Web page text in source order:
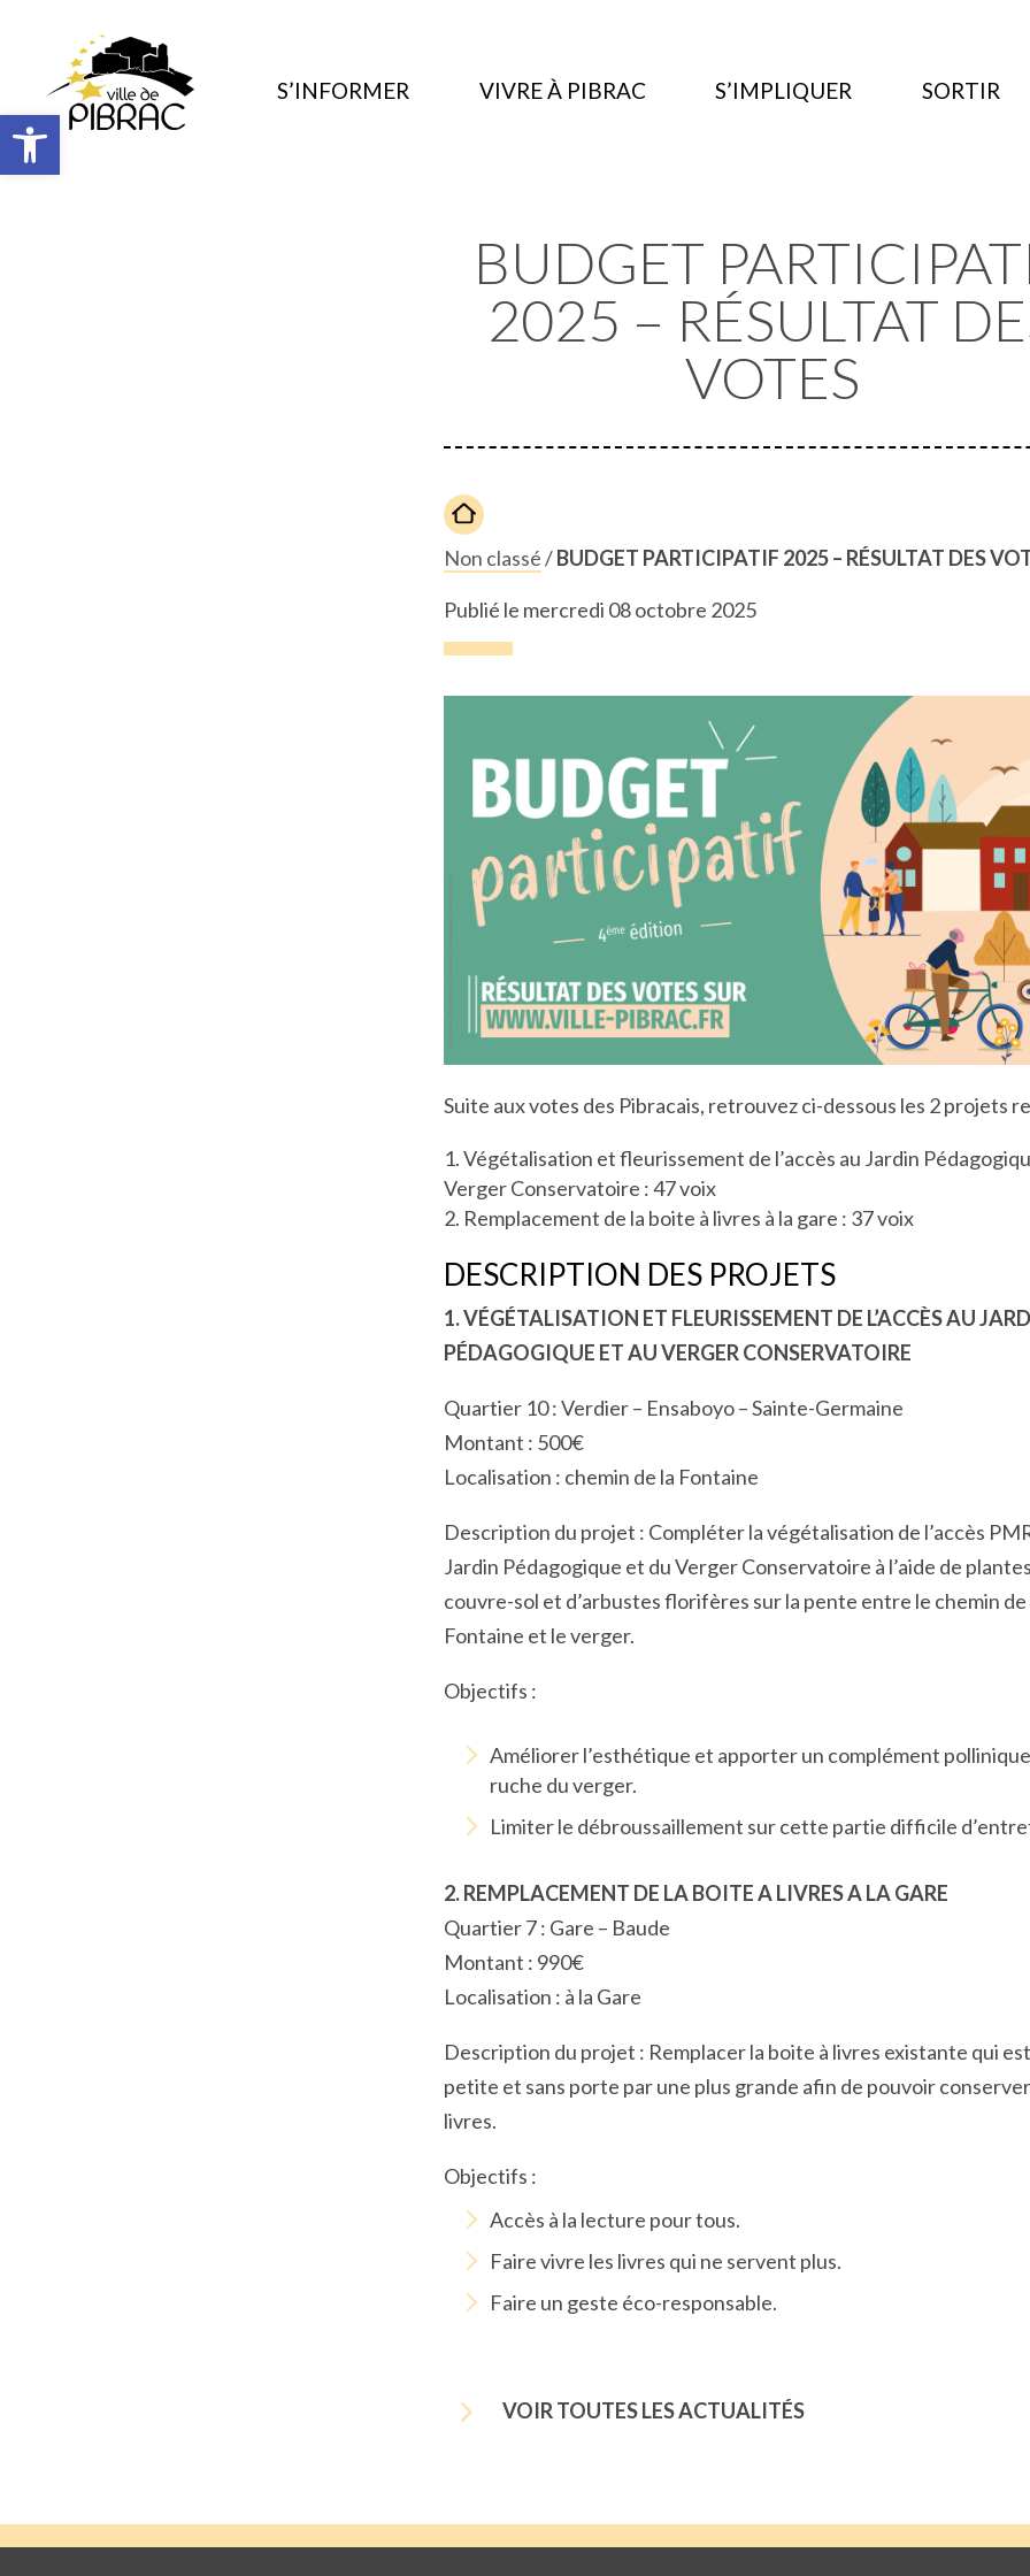
Ouvrir la barre d’outils
S’INFORMER VIVRE À PIBRAC S’IMPLIQUER SORTIR
BUDGET
2025 – RÉSULTAT
VOTES
Non classé/BUDGET PARTICIPATIF 2025 – RÉSULTAT DES
Publié le mercredi 08 octobre 2025
Suite aux votes des Pibracais, retrouvez ci-dessous les 2 projets
Végétalisation et fleurissement de l’accès au Jardin
Verger Conservatoire : 47 voix
Remplacement de la boite à livres à la gare : 37 voix
DESCRIPTION DES PROJETS
1. VÉGÉTALISATION ET FLEURISSEMENT DE L’ACCÈS AU
PÉDAGOGIQUE ET AU VERGER CONSERVATOIRE
Quartier 10 : Verdier – Ensaboyo – Sainte-Germaine
Montant : 500€
Localisation : chemin de la Fontaine
Description du projet : Compléter la végétalisation de l’accès
Jardin Pédagogique et du Verger Conservatoire à l’aide de
couvre-sol et d’arbustes florifères sur la pente entre le chemin de
Fontaine et le verger.
Objectifs :
Améliorer l’esthétique et apporter un complément
ruche du verger.
Limiter le débroussaillement sur cette partie difficile
2. REMPLACEMENT DE LA BOITE A LIVRES A LA GARE
Quartier 7 : Gare – Baude
Montant : 990€
Localisation : à la Gare
Description du projet : Remplacer la boite à livres existante qui
petite et sans porte par une plus grande afin de pouvoir
livres.
Objectifs :
Accès à la lecture pour tous.
Faire vivre les livres qui ne servent plus.
Faire un geste éco-responsable.
5 VOIR TOUTES LES ACTUALITÉS